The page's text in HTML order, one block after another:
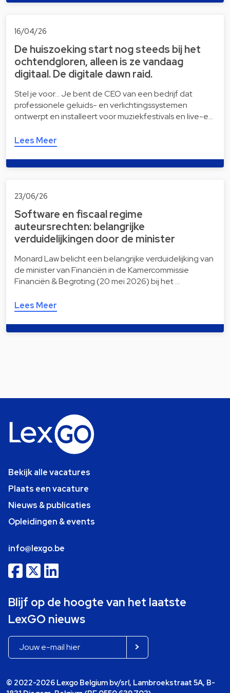
16/04/26
De huiszoeking start nog steeds bij het
ochtendgloren, alleen is ze vandaag
digitaal. De digitale dawn raid.
Stel je voor… Je bent de CEO van een bedrijf dat
professionele geluids- en verlichtingssystemen
ontwerpt en installeert voor muziekfestivals en live-e…
Lees Meer
23/06/26
Software en fiscaal regime
auteursrechten: belangrijke
verduidelijkingen door de minister
Monard Law belicht een belangrijke verduidelijking van
de minister van Financiën in de Kamercommissie
Financiën & Begroting (20 mei 2026) bij het …
Lees Meer
Bekijk alle vacatures
Plaats een vacature
Nieuws & publicaties
Opleidingen & events
info@lexgo.be
Blijf op de hoogte van het laatste
LexGO nieuws
© 2022-2026 Lexgo Belgium bv/srl, Lambroekstraat 5A, B-